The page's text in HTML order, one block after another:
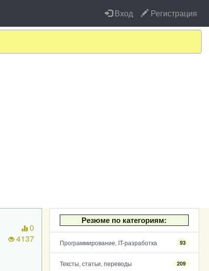
Вход Регистрация
Резюме по категориям:
Программирование, IT-разработка 93
Тексты, статьи, переводы 209
0
4137